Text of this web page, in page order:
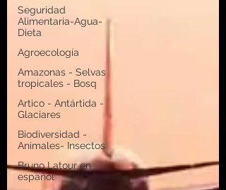
Seguridad
Alimentaria-Agua-
Dieta
Agroecología
Amazonas - Selvas
tropicales - Bosq
Artico - Antártida -
Glaciares
Biodiversidad -
Animales- Insectos
Bruno Latour en
español